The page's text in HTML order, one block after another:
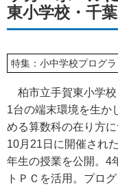
東小学校・千
特集：小中学校プログ
柏市立手賀東小学
1台の端末環境を生か
める算数科の在り方
10月21日に開催され
年生の授業を公開。4
トＰＣを活用。プロ